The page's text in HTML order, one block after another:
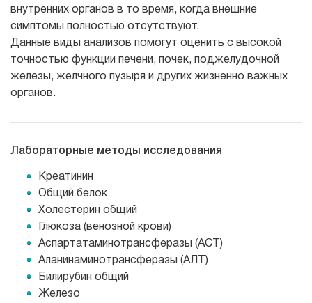
внутренних органов в то время, когда внешние
симптомы полностью отсутствуют.
Данные виды анализов помогут оценить с высокой
точностью функции печени, почек, поджелудочной
железы, желчного пузыря и других жизненно важных
органов.
Лабораторные методы исследования
Креатинин
Общий белок
Холестерин общий
Глюкоза (венозной крови)
Аспартатаминотрансферазы (АСТ)
Аланинаминотрансферазы (АЛТ)
Билирубин общий
Железо